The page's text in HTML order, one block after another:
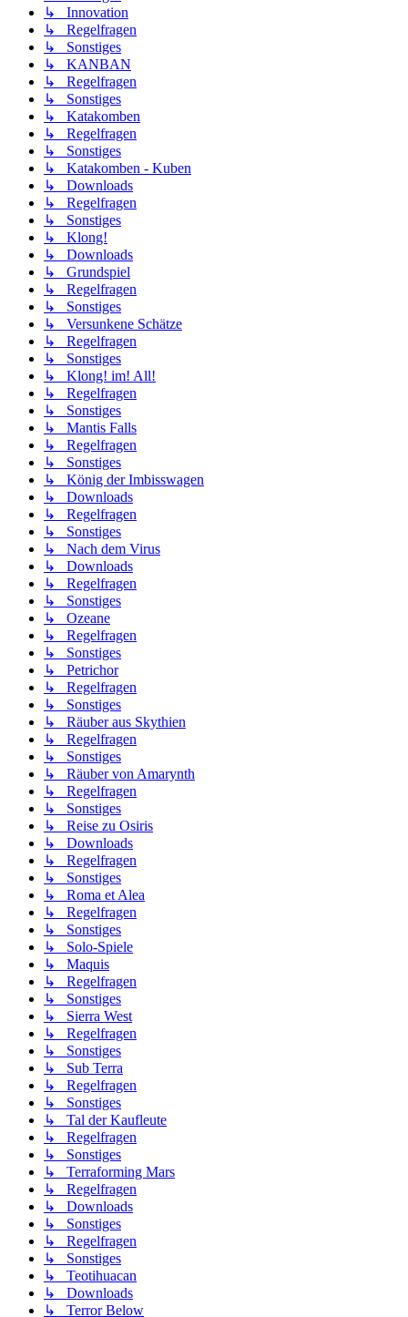
↳ Innovation
↳ Regelfragen
↳ Sonstiges
↳ KANBAN
↳ Regelfragen
↳ Sonstiges
↳ Katakomben
↳ Regelfragen
↳ Sonstiges
↳ Katakomben - Kuben
↳ Downloads
↳ Regelfragen
↳ Sonstiges
↳ Klong!
↳ Downloads
↳ Grundspiel
↳ Regelfragen
↳ Sonstiges
↳ Versunkene Schätze
↳ Regelfragen
↳ Sonstiges
↳ Klong! im! All!
↳ Regelfragen
↳ Sonstiges
↳ Mantis Falls
↳ Regelfragen
↳ Sonstiges
↳ König der Imbisswagen
↳ Downloads
↳ Regelfragen
↳ Sonstiges
↳ Nach dem Virus
↳ Downloads
↳ Regelfragen
↳ Sonstiges
↳ Ozeane
↳ Regelfragen
↳ Sonstiges
↳ Petrichor
↳ Regelfragen
↳ Sonstiges
↳ Räuber aus Skythien
↳ Regelfragen
↳ Sonstiges
↳ Räuber von Amarynth
↳ Regelfragen
↳ Sonstiges
↳ Reise zu Osiris
↳ Downloads
↳ Regelfragen
↳ Sonstiges
↳ Roma et Alea
↳ Regelfragen
↳ Sonstiges
↳ Solo-Spiele
↳ Maquis
↳ Regelfragen
↳ Sonstiges
↳ Sierra West
↳ Regelfragen
↳ Sonstiges
↳ Sub Terra
↳ Regelfragen
↳ Sonstiges
↳ Tal der Kaufleute
↳ Regelfragen
↳ Sonstiges
↳ Terraforming Mars
↳ Regelfragen
↳ Downloads
↳ Sonstiges
↳ Regelfragen
↳ Sonstiges
↳ Teotihuacan
↳ Downloads
↳ Terror Below